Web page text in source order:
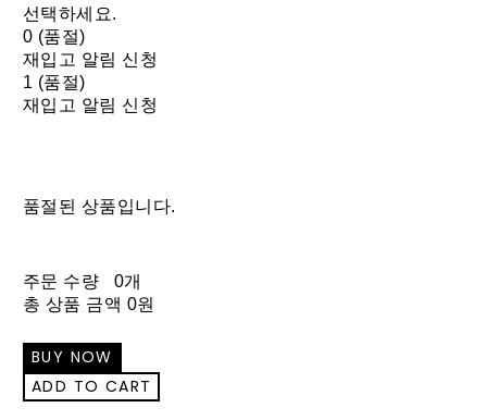
선택하세요.
0 (품절)
재입고 알림 신청
1 (품절)
재입고 알림 신청
품절된 상품입니다.
주문 수량
0개
총 상품 금액 0원